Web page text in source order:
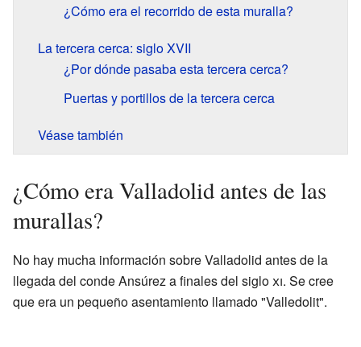
¿Cómo era el recorrido de esta muralla?
La tercera cerca: siglo XVII
¿Por dónde pasaba esta tercera cerca?
Puertas y portillos de la tercera cerca
Véase también
¿Cómo era Valladolid antes de las
murallas?
No hay mucha información sobre Valladolid antes de la
llegada del conde Ansúrez a finales del sigloxi. Se cree
que era un pequeño asentamiento llamado "Valledolit".